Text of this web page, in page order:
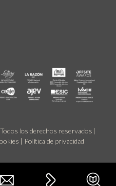
los derechos reservados |
| Política de privacidad